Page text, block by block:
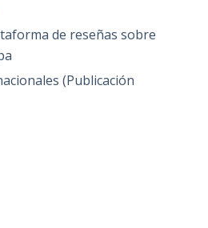
de reseñas sobre
(Publicación